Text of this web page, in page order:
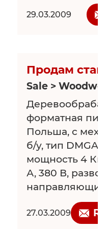
вне
Мы
до упаковки
29.03.2009
Продам
Sale >
форматная
Польша, с
б/у, тип DMGA-
мощность 4
А, 380 В,
направляющие
27.03.2009